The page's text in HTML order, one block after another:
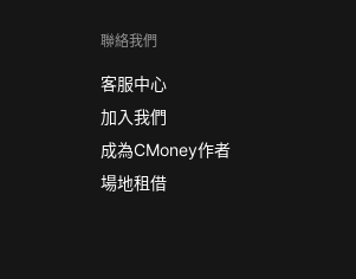
聯絡我們
客服中心
加入我們
成為CMoney作者
場地租借